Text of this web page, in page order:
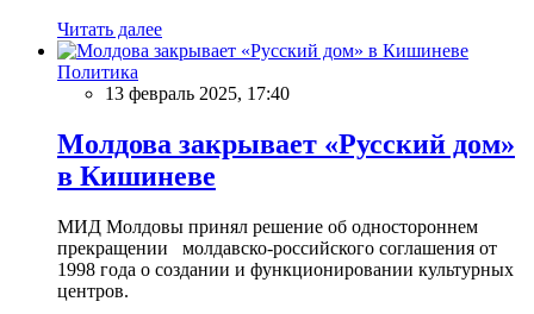
Читать далее
Политика
13 февраль 2025, 17:40
Молдова закрывает «Русский дом»
в Кишиневе
МИД Молдовы принял решение об одностороннем
прекращении молдавско-российского соглашения от
1998 года о создании и функционировании культурных
центров.